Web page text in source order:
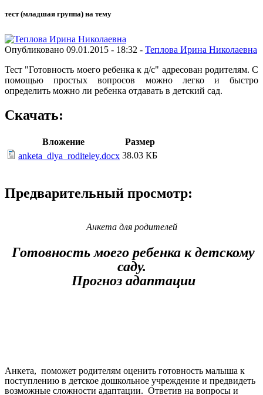
тест (младшая группа) на тему
Опубликовано 09.01.2015 - 18:32 - Теплова Ирина Николаевна
Тест "Готовность моего ребенка к д/с" адресован родителям. С
помощью простых вопросов можно легко и быстро
определить можно ли ребенка отдавать в детский сад.
Скачать:
Вложение
Размер
anketa_dlya_roditeley.docx 38.03 КБ
Предварительный просмотр:
Анкета для родителей
Готовность моего ребенка к детскому
саду.
Прогноз адаптации
Анкета, поможет родителям оценить готовность малыша к
поступлению в детское дошкольное учреждение и предвидеть
возможные сложности адаптации. Ответив на вопросы и